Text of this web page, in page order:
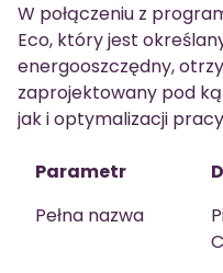
W połączeniu z
Eco, który jest
energooszczędny,
zaprojektowany pod
jak i optymalizacji
Parametr
Pełna nazwa